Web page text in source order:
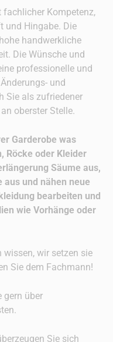
fachlicher Kompetenz,
und Hingabe. Die
handwerkliche
Die Wünsche und
professionelle und
und
Sie als zufriedener
oberster Stelle.
Garderobe was
Röcke oder Kleider
Säume aus,
und nähen neue
bearbeiten und
wie Vorhänge oder
wissen, wir setzen sie
Sie dem Fachmann!
gern über
Sie sich